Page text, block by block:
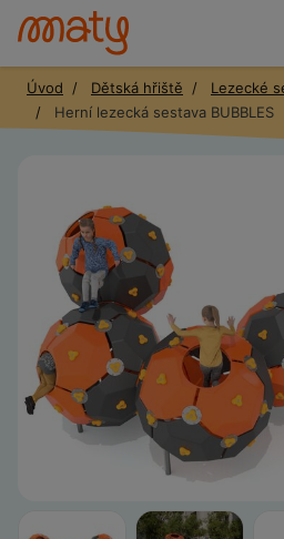
Úvod Dětská hřiště Lezecké
Herní lezecká sestava BUBBLES